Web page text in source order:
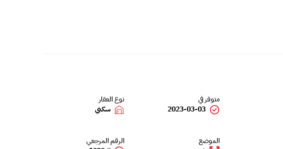
متوفر في
2023-03-03
نوع العقار
سكني
الموضع
الرقم المرجعي